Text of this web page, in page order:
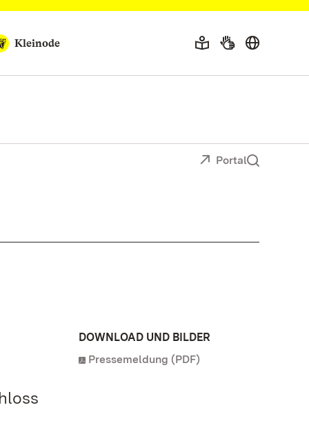
Kleinode
Portal
DOWNLOAD UND BILDER
Pressemeldung (PDF)